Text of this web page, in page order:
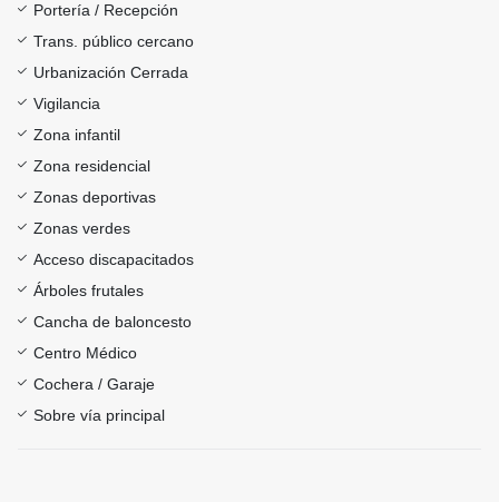
Portería / Recepción
Trans. público cercano
Urbanización Cerrada
Vigilancia
Zona infantil
Zona residencial
Zonas deportivas
Zonas verdes
Acceso discapacitados
Árboles frutales
Cancha de baloncesto
Centro Médico
Cochera / Garaje
Sobre vía principal